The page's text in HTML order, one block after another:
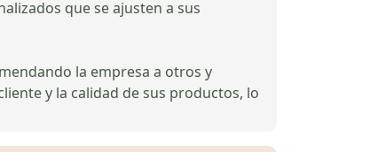
que se ajusten a sus
la empresa a otros y
y la calidad de sus productos, lo